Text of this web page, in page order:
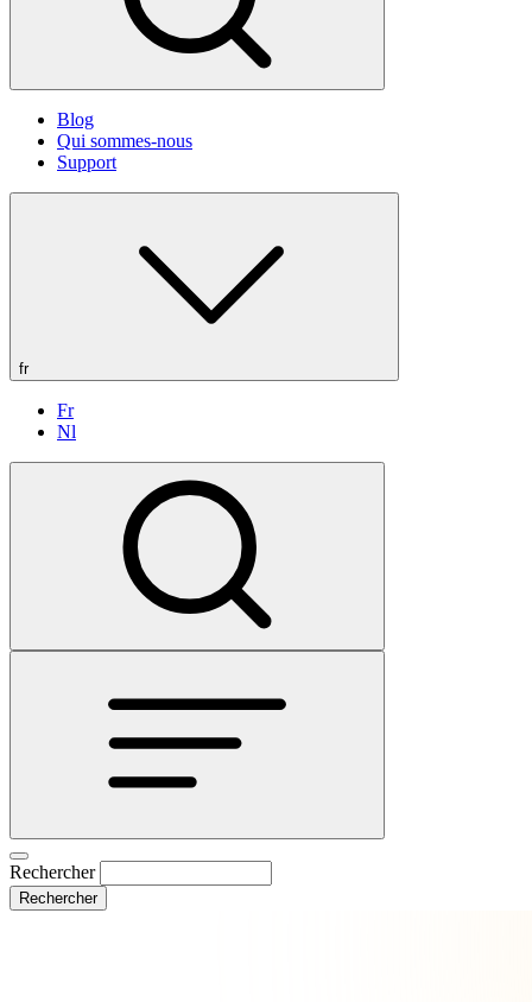
Blog
Qui sommes-nous
Support
fr
Fr
Nl
Rechercher